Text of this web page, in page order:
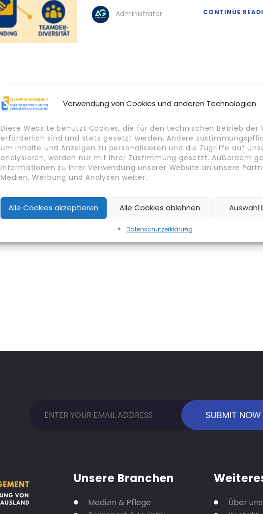
Verwendung von Cookies und anderen Technologien
Diese Website benutzt Cookies, die für den technischen Betrieb der
erforderlich sind und stets gesetzt werden. Andere
um Inhalte und Anzeigen zu personalisieren und die Zugriffe auf
analysieren, werden nur mit Ihrer Zustimmung gesetzt. Außerdem
Informationen zu Ihrer Verwendung unserer Website an unsere
Medien, Werbung und Analysen weiter.
Alle Cookies akzeptieren Alle Cookies ablehnen
Datenschutz­erklärung
Administrator CONTINUE
Unsere Branchen
Medizin & Pflege
Über uns